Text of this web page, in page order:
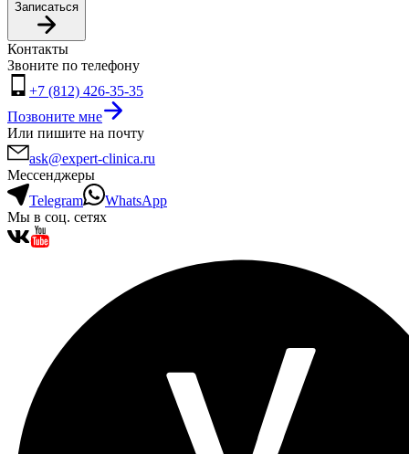
Записаться
Контакты
Звоните по телефону
+7 (812) 426-35-35
Позвоните мне
Или пишите на почту
ask@expert-clinica.ru
Мессенджеры
Telegram
WhatsApp
Мы в соц. сетях